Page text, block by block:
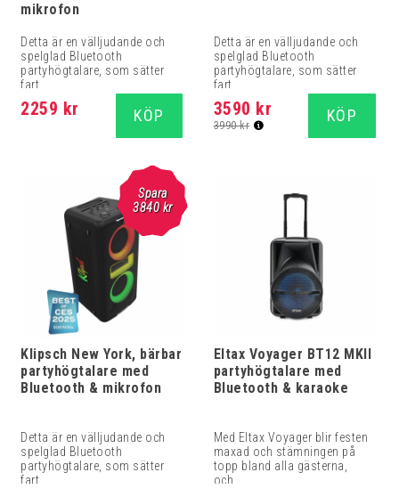
mikrofon
Detta är en välljudande och
spelglad Bluetooth
partyhögtalare, som sätter
fart...
2259 kr KÖP
Detta är en välljudande och
spelglad Bluetooth
partyhögtalare, som sätter
fart...
3590 kr
3990 kr
KÖP
Spara
3840kr
Klipsch New York, bärbar
partyhögtalare med
Bluetooth & mikrofon
Detta är en välljudande och
spelglad Bluetooth
partyhögtalare, som sätter
fart...
Eltax Voyager BT12 MKII
partyhögtalare med
Bluetooth & karaoke
Med Eltax Voyager blir festen
maxad och stämningen på
topp bland alla gästerna,
och...